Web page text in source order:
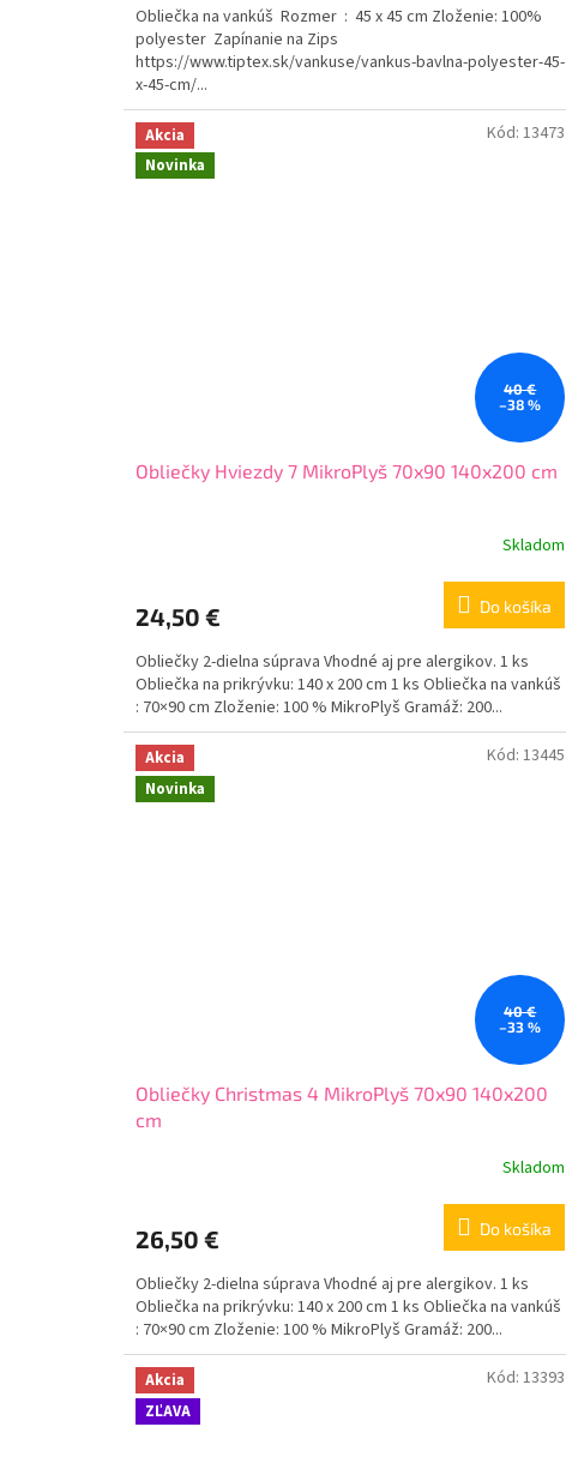
Obliečka na vankúš Rozmer : 45 x 45 cm Zloženie: 100%
polyester Zapínanie na Zips
https://www.tiptex.sk/vankuse/vankus-bavlna-polyester-45-
x-45-cm/...
Akcia
Novinka
40 €
–38 %
Obliečky Hviezdy 7 MikroPlyš 70x90 140x200 cm
Skladom
24,50 € Do košíka
Obliečky 2-dielna súprava Vhodné aj pre alergikov. 1 ks
Obliečka na prikrývku: 140 x 200 cm 1 ks Obliečka na vankúš
: 70×90 cm Zloženie: 100 % MikroPlyš Gramáž: 200...
Kód:13473
Akcia
Novinka
40 €
–33 %
Obliečky Christmas 4 MikroPlyš 70x90 140x200
cm
Skladom
26,50 € Do košíka
Obliečky 2-dielna súprava Vhodné aj pre alergikov. 1 ks
Obliečka na prikrývku: 140 x 200 cm 1 ks Obliečka na vankúš
: 70×90 cm Zloženie: 100 % MikroPlyš Gramáž: 200...
Kód:13445
Akcia
ZĽAVA
Kód:13393